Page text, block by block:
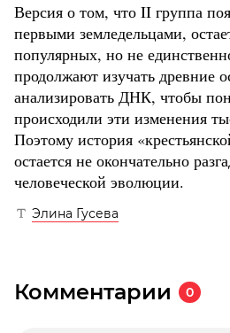
Версия о том, что II группа
первыми земледельцами,
популярных, но не
продолжают изучать древние
анализировать ДНК, чтобы
происходили эти изменения
Поэтому история
остается не окончательно
человеческой эволюции.
Элина Гусева
Комментарии 0